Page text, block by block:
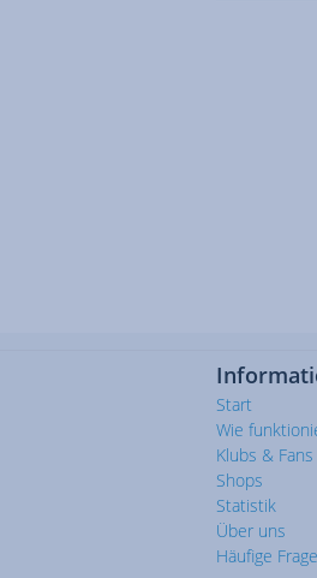
Start
Wie
Klubs & Fans
Shops
Statistik
Über uns
Häufige